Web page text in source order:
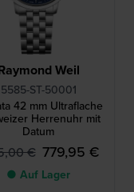
Weil
5585-ST-50001
42 mm Ultraflache
Herrenuhr mit
Datum
€ 779,95 €
● Auf Lager